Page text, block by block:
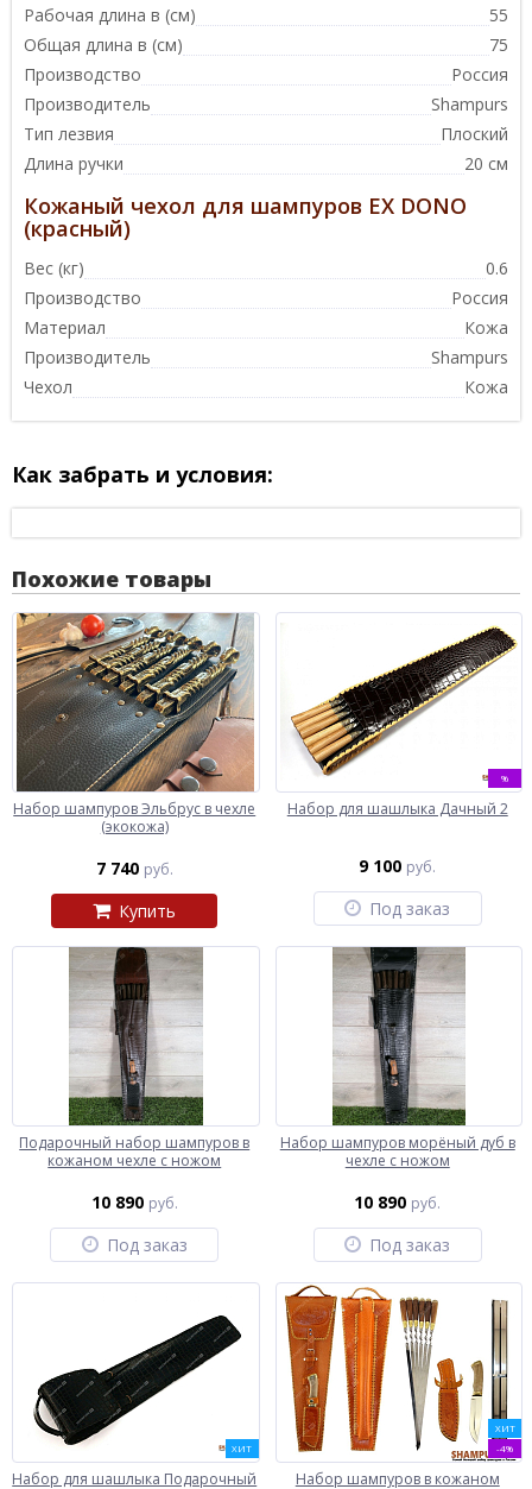
Рабочая длина в (см)
55
Общая длина в (см)
75
Производство
Россия
Производитель
Shampurs
Тип лезвия
Плоский
Длина ручки
20 см
Кожаный чехол для шампуров EX DONO
(красный)
Вес (кг)
0.6
Производство
Россия
Материал
Кожа
Производитель
Shampurs
Чехол
Кожа
Как забрать и условия:
Похожие товары
Набор шампуров Эльбрус в чехле
(экокожа)
7 740 руб.
Купить
%
Набор для шашлыка Дачный 2
9 100 руб.
Под заказ
Подарочный набор шампуров в
кожаном чехле с ножом
10 890 руб.
Под заказ
Набор шампуров морёный дуб в
чехле с ножом
10 890 руб.
Под заказ
ХИТ
Набор для шашлыка Подарочный
ХИТ
-4%
Набор шампуров в кожаном